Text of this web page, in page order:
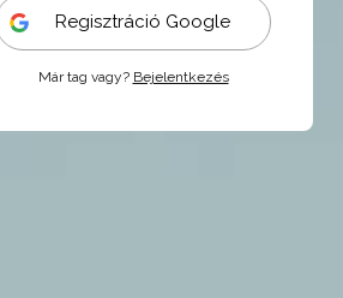
Regisztráció Google
Már tag vagy? Bejelentkezés